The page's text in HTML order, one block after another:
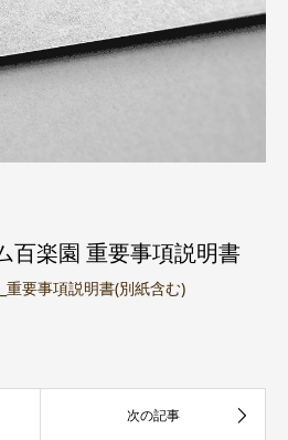
百楽園 重要事項説明書
要事項説明書(別紙含む)